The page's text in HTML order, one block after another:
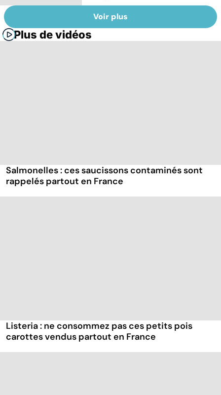
Voir plus
Plus de vidéos
Salmonelles : ces saucissons contaminés sont
rappelés partout en France
Listeria : ne consommez pas ces petits pois
carottes vendus partout en France